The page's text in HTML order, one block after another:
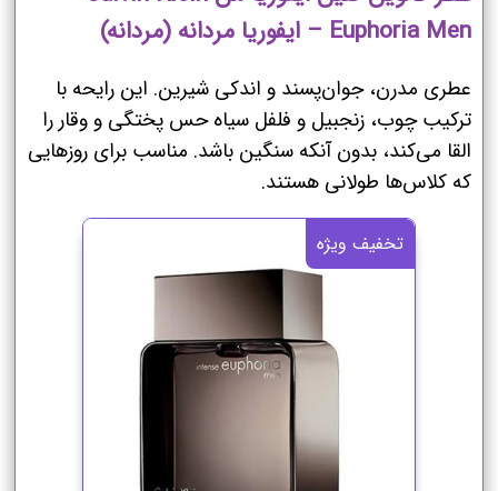
Euphoria Men – ایفوریا مردانه (مردانه)
عطری مدرن، جوان‌پسند و اندکی شیرین. این رایحه با
ترکیب چوب، زنجبیل و فلفل سیاه حس پختگی و وقار را
القا می‌کند، بدون آنکه سنگین باشد. مناسب برای روزهایی
که کلاس‌ها طولانی هستند.
تخفیف ویژه